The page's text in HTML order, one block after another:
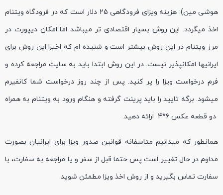
هوشی مین): هزینه ویزای فرودگاهی 25 دلار است که در فرودگاه ویتنام
اخذ میگردد. این روش بسیار اقتصادی تر میباشد اما امکان دیپورت در
مرز ویتنام در این روش بیشتر است و شنیده ام که اخیرا این روش برای
ایرانیها امکانپذیر نیست. در این روش ابتدا باید به سایت مراجعه کرده و
فرم درخواست ویزا را پر کنید. پس از چند روز درخواست شما کانفیرم
میشود. برگه تایید را باید پرینت گرفته و هنگام ورود به ویتنام به همراه
دو قطعه عکس 6*4 ارائه دهید.
همانطور که میدانیم متاسفانه قوانین صدور ویزا برای ایرانیان بصورت
مداوم در حال تغییر است پس حتما قبل از سفر و یا مراجعه به سفارت، با
سفارت تماس بگیرید و از روش اخذ ویزا مطمئن شوید.